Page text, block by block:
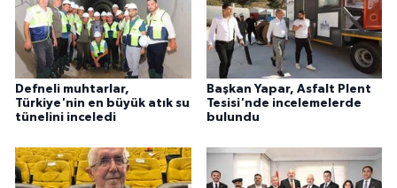
Defneli muhtarlar,
Türkiye'nin en büyük atık su
tünelini inceledi
Başkan Yapar, Asfalt Plent
Tesisi'nde incelemelerde
bulundu